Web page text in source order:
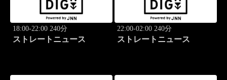
18:00-22:00 240分
ストレートニュース
22:00-02:00 240分
ストレートニュース